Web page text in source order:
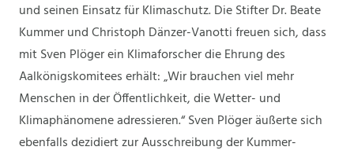
und seinen Einsatz für Klimaschutz. Die Stifter Dr. Beate
Kummer und Christoph Dänzer-Vanotti freuen sich, dass
mit Sven Plöger ein Klimaforscher die Ehrung des
Aalkönigskomitees erhält: „Wir brauchen viel mehr
Menschen in der Öffentlichkeit, die Wetter- und
Klimaphänomene adressieren.“ Sven Plöger äußerte sich
ebenfalls dezidiert zur Ausschreibung der Kummer-